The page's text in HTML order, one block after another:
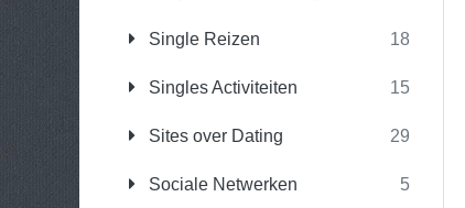
Single Reizen 18
Singles Activiteiten 15
Sites over Dating 29
Sociale Netwerken 5